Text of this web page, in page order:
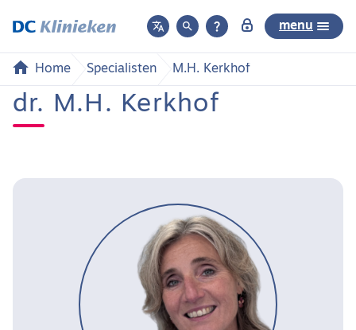
   menu
Home Specialisten M.H. Kerkhof
dr. M.H. Kerkhof